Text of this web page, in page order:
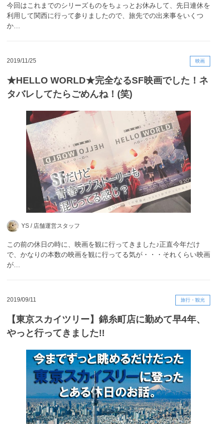
今回はこれまでのシリーズものをちょっとお休みして、先日連休を
利用して関西に行って参りましたので、旅先での出来事をいくつ
か…
2019/11/25 映画
★HELLO WORLD★完全なるSF映画でした！ネ
タバレしてたらごめんね！(笑)
YS / 店舗運営スタッフ
この前の休日の時に、映画を観に行ってきました♪正直今年だけ
で、かなりの本数の映画を観に行ってる気が・・・それくらい映画
が…
2019/09/11 旅行・観光
【東京スカイツリー】錦糸町店に勤めて早4年、
やっと行ってきました!!